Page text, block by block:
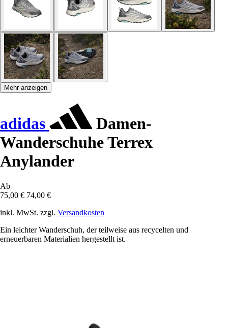
Mehr anzeigen
adidas
Damen-
Wanderschuhe Terrex
Anylander
Ab
75,00 € 74,00 €
inkl. MwSt. zzgl. Versandkosten
Ein leichter Wanderschuh, der teilweise aus recycelten und
erneuerbaren Materialien hergestellt ist.